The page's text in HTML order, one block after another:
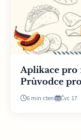
Aplikace pro
Průvodce
6 min cteni Čvc 17